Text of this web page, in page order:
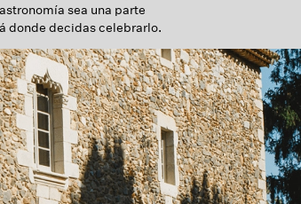
sea una parte
donde decidas celebrarlo.